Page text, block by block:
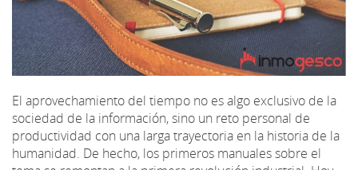
El aprovechamiento del tiempo no es algo exclusivo de la
sociedad de la información, sino un reto personal de
productividad con una larga trayectoria en la historia de la
humanidad. De hecho, los primeros manuales sobre el